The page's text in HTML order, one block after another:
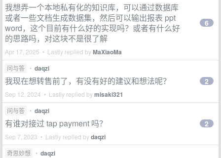
我想弄一个本地私有化的知识库，可以通过数据库
或者一些文档生成数据集，然后可以输出报表 ppt
word，这个目前有什么好的实现吗？或者有什么好
的思路吗，对这块不是很了解
Apr 17, 2025 • Lastly replied byMaXiaoMa
6
问与答 • daqzi
我现在想转售前了，有没有好的建议和想法呢？
Sep 12, 2024 • Lastly replied bymisaki321
2
问与答 • daqzi
有谁对接过 tap payment 吗？
Sep 7, 2023 • Lastly replied bydaqzi
2
奇思妙想 • daqzi